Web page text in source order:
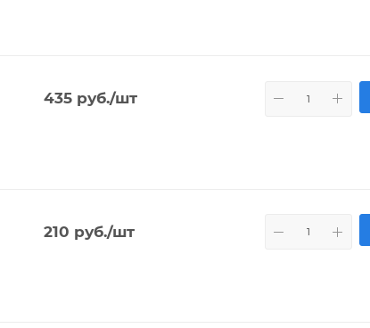
435руб./шт
210 руб./шт